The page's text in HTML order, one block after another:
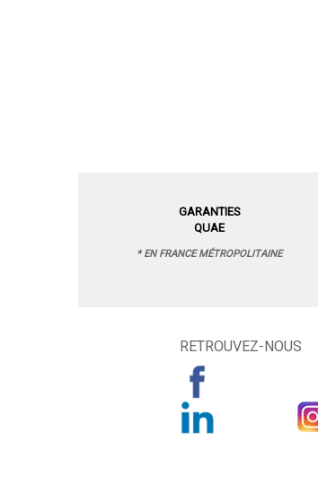
GARANTIES
QUAE
* EN FRANCE MÉTROPOLITAINE
RETROUVEZ-NOUS